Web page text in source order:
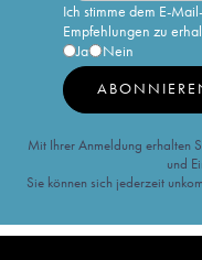
Ich stimme dem E-
Empfehlungen zu
Ja
Nein
Mit Ihrer Anmeldung erhalten
und
Sie können sich jederzeit